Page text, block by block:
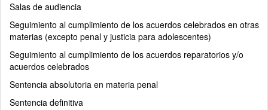
Salas de audiencia
Seguimiento al cumplimiento de los acuerdos celebrados en otras
materias (excepto penal y justicia para adolescentes)
Seguimiento al cumplimiento de los acuerdos reparatorios y/o
acuerdos celebrados
Sentencia absolutoria en materia penal
Sentencia definitiva